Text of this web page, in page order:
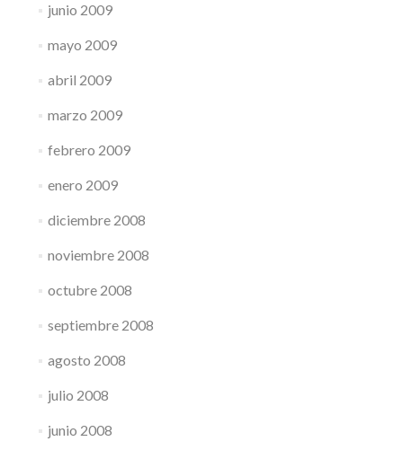
junio 2009
mayo 2009
abril 2009
marzo 2009
febrero 2009
enero 2009
diciembre 2008
noviembre 2008
octubre 2008
septiembre 2008
agosto 2008
julio 2008
junio 2008